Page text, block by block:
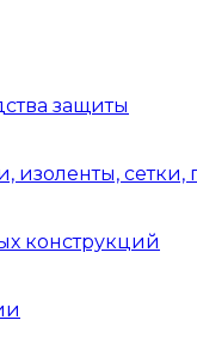
защиты
изоленты, сетки,
конструкций